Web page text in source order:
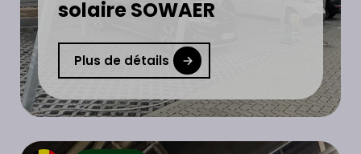
solaire SOWAER
Plus de détails